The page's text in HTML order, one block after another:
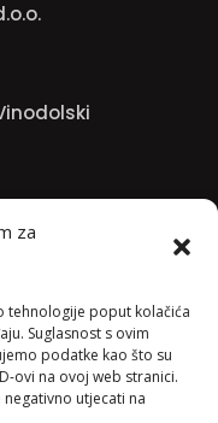
za
tehnologije poput kolačića
Suglasnost s ovim
podatke kao što su
ovi na ovoj web stranici.
utjecati na
4218